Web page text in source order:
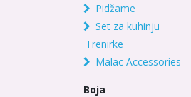
Pidžame
Set za kuhinju
Trenirke
Malac Accessories
Boja